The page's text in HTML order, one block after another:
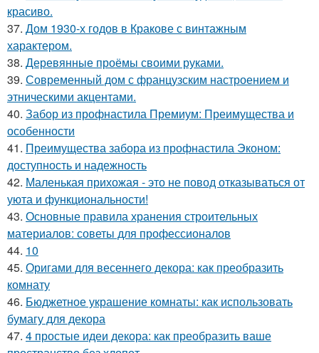
красиво.
37. Дом 1930-х годов в Кракове с винтажным
характером.
38. Деревянные проёмы своими руками.
39. Современный дом с французским настроением и
этническими акцентами.
40. Забор из профнастила Премиум: Преимущества и
особенности
41. Преимущества забора из профнастила Эконом:
доступность и надежность
42. Маленькая прихожая - это не повод отказываться от
уюта и функциональности!
43. Основные правила хранения строительных
материалов: советы для профессионалов
44. 10
45. Оригами для весеннего декора: как преобразить
комнату
46. Бюджетное украшение комнаты: как использовать
бумагу для декора
47. 4 простые идеи декора: как преобразить ваше